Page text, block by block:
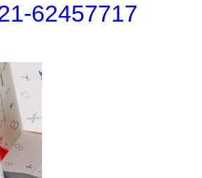
62457717